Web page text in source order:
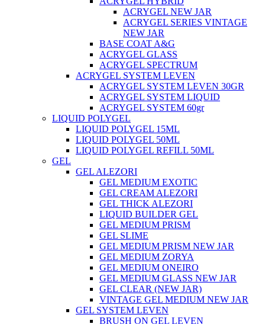
ACRYGEL NEW JAR
ACRYGEL SERIES VINTAGE
NEW JAR
BASE COAT A&G
ACRYGEL GLASS
ACRYGEL SPECTRUM
ACRYGEL SYSTEM LEVEN
ACRYGEL SYSTEM LEVEN 30GR
ACRYGEL SYSTEM LIQUID
ACRYGEL SYSTEM 60gr
LIQUID POLYGEL
LIQUID POLYGEL 15ML
LIQUID POLYGEL 50ML
LIQUID POLYGEL REFILL 50ML
GEL
GEL ALEZORI
GEL MEDIUM EXOTIC
GEL CREAM ALEZORI
GEL THICK ALEZORI
LIQUID BUILDER GEL
GEL MEDIUM PRISM
GEL SLIME
GEL MEDIUM PRISM NEW JAR
GEL MEDIUM ZORYA
GEL MEDIUM ONEIRO
GEL MEDIUM GLASS NEW JAR
GEL CLEAR (NEW JAR)
VINTAGE GEL MEDIUM NEW JAR
GEL SYSTEM LEVEN
BRUSH ON GEL LEVEN